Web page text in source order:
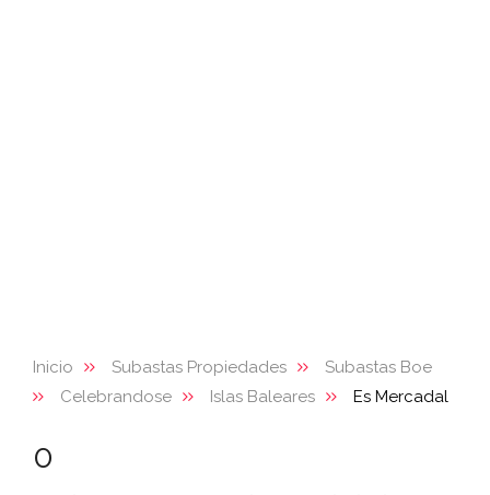
Inicio Subastas Propiedades
Subastas Boe
Celebrandose
Islas Baleares Es Mercadal
0